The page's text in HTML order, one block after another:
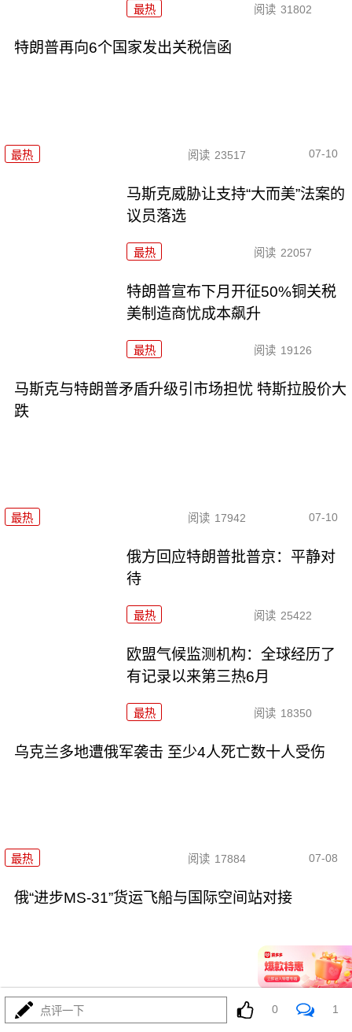
最热 阅读 31802
特朗普再向6个国家发出关税信函
最热 阅读 23517 07-10
马斯克威胁让支持“大而美”法案的
议员落选
最热 阅读 22057
特朗普宣布下月开征50%铜关税
美制造商忧成本飙升
最热 阅读 19126
马斯克与特朗普矛盾升级引市场担忧 特斯拉股价大
跌
最热 阅读 17942 07-10
俄方回应特朗普批普京：平静对
待
最热 阅读 25422
欧盟气候监测机构：全球经历了
有记录以来第三热6月
最热 阅读 18350
乌克兰多地遭俄军袭击 至少4人死亡数十人受伤
最热 阅读 17884 07-08
俄“进步MS-31”货运飞船与国际空间站对接
最热 16669 07-07
点评一下 0 1